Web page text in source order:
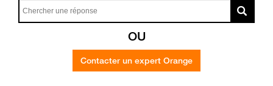
OU
Contacter un expert Orange